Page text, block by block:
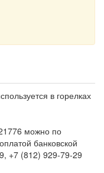
в горелках
можно по
банковской
+7 (812) 929-79-29